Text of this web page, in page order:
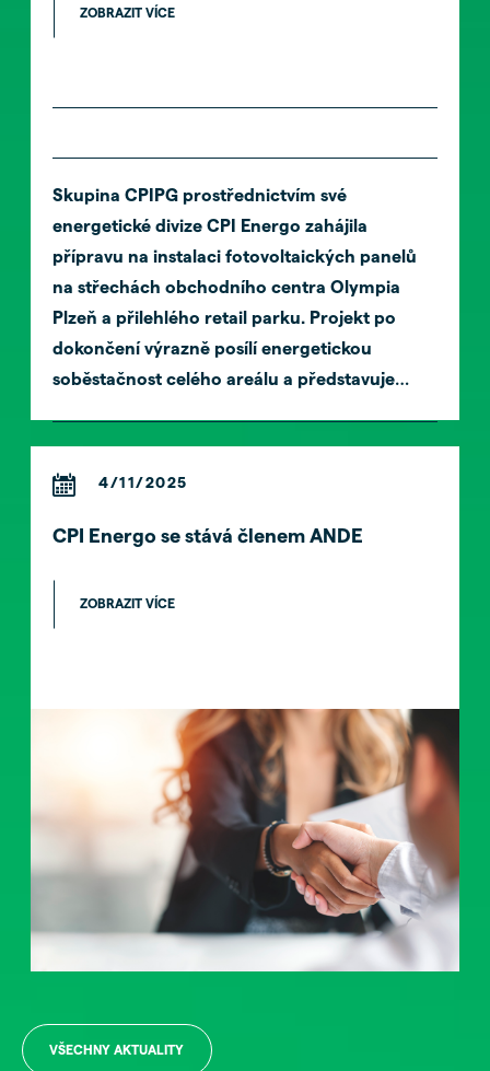
ZOBRAZIT VÍCE
Skupina CPIPG prostřednictvím své
energetické divize CPI Energo zahájila
přípravu na instalaci fotovoltaických panelů
na střechách obchodního centra Olympia
Plzeň a přilehlého retail parku. Projekt po
dokončení výrazně posílí energetickou
soběstačnost celého areálu a představuje
stopy jejích nemovitostí. Dodávku technických
komponentů zajišťuje společnost SIS
Renewables, etablovaný partner se
komerční a retailové objekty.
4/11/2025
CPI Energo se stává členem ANDE
ZOBRAZIT VÍCE
VŠECHNY AKTUALITY